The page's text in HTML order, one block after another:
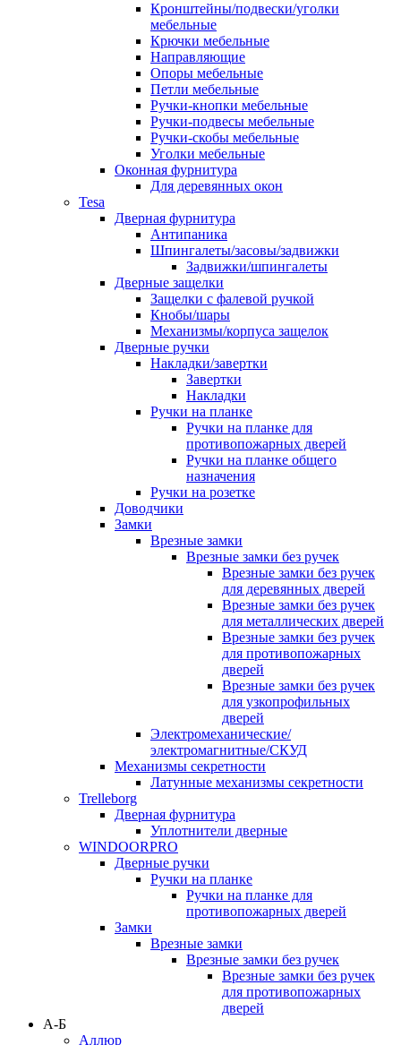
Кронштейны/подвески/уголки
мебельные
Крючки мебельные
Направляющие
Опоры мебельные
Петли мебельные
Ручки-кнопки мебельные
Ручки-подвесы мебельные
Ручки-скобы мебельные
Уголки мебельные
Оконная фурнитура
Для деревянных окон
Tesa
Дверная фурнитура
Антипаника
Шпингалеты/засовы/задвижки
Задвижки/шпингалеты
Дверные защелки
Защелки с фалевой ручкой
Кнобы/шары
Механизмы/корпуса защелок
Дверные ручки
Накладки/завертки
Завертки
Накладки
Ручки на планке
Ручки на планке для
противопожарных дверей
Ручки на планке общего
назначения
Ручки на розетке
Доводчики
Замки
Врезные замки
Врезные замки без ручек
Врезные замки без ручек
для деревянных дверей
Врезные замки без ручек
для металлических дверей
Врезные замки без ручек
для противопожарных
дверей
Врезные замки без ручек
для узкопрофильных
дверей
Электромеханические/
электромагнитные/СКУД
Механизмы секретности
Латунные механизмы секретности
Trelleborg
Дверная фурнитура
Уплотнители дверные
WINDOORPRO
Дверные ручки
Ручки на планке
Ручки на планке для
противопожарных дверей
Замки
Врезные замки
Врезные замки без ручек
Врезные замки без ручек
для противопожарных
дверей
А-Б
Аллюр